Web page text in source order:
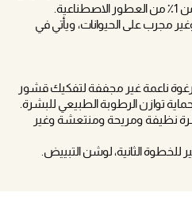
مجرب على الحيوانات، ويأتي في
ناعمة غير مجففة لتفكيك قشور
توازن الرطوبة الطبيعي للبشرة.
نظيفة ومريحة ومنتعشة وغير
للخطوة الثانية، لوشن التبييض.